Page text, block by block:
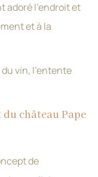
adoré l’endroit et
et à la
vin, l’entente
château Pape
de